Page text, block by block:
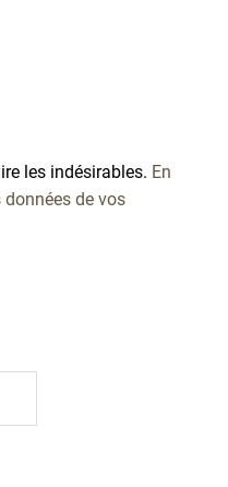
les indésirables. En
de vos